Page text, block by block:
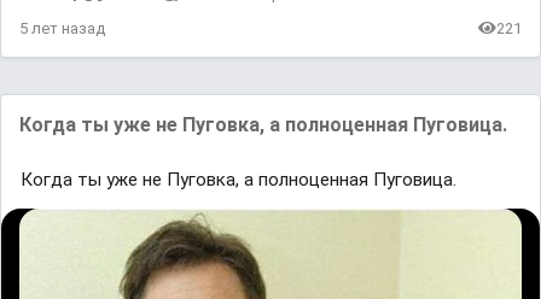
5 лет назад 221
Когда ты уже не Пуговка, а полноценная Пуговица.
Когда ты уже не Пуговка, а полноценная Пуговица.